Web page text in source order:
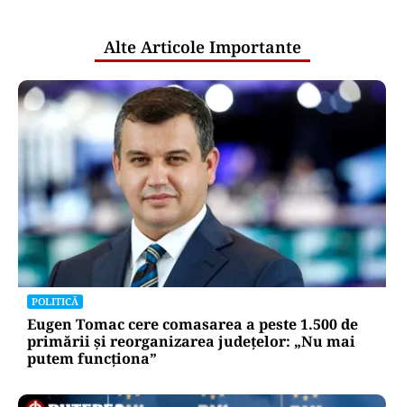
Alte Articole Importante
POLITICĂ
Eugen Tomac cere comasarea a peste 1.500 de
primării și reorganizarea județelor: „Nu mai
putem funcționa”